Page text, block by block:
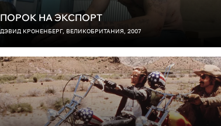
ПОРОК НА ЭКСПОРТ
ДЭВИД КРОНЕНБЕРГ, ВЕЛИКОБРИТАНИЯ, 2007